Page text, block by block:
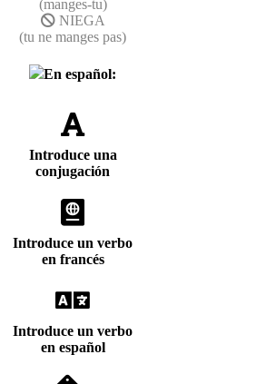
(manges-tu)
NIEGA
(tu ne manges pas)
En español:
Introduce una
conjugación
Introduce un verbo
en francés
Introduce un verbo
en español